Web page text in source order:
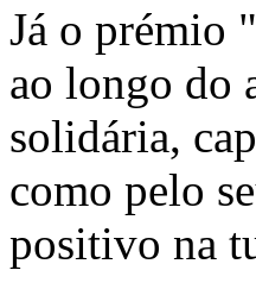
Já o prémio
ao longo do
solidária,
como pelo
positivo na